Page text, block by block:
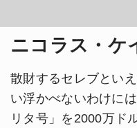
ニコラス・
散財するセレブとい
い浮かべないわけに
リタ号」を2000万ド